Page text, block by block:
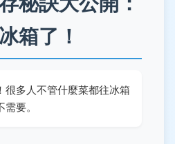
箱了！
很多人不管什麼菜都往冰箱
要。